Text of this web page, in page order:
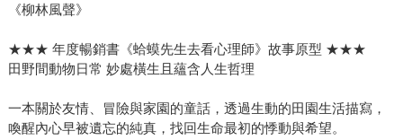
《柳林風聲》
★★★ 年度暢銷書《蛤蟆先生去看心理師》故事原型 ★★★
田野間動物日常 妙處橫生且蘊含人生哲理
一本關於友情、冒險與家園的童話，透過生動的田園生活描寫，
喚醒內心早被遺忘的純真，找回生命最初的悸動與希望。